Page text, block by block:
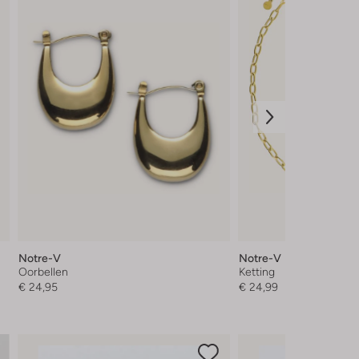
Notre-V
Oorbellen
€ 24,95
Notre-V
Ketting
€ 24,99